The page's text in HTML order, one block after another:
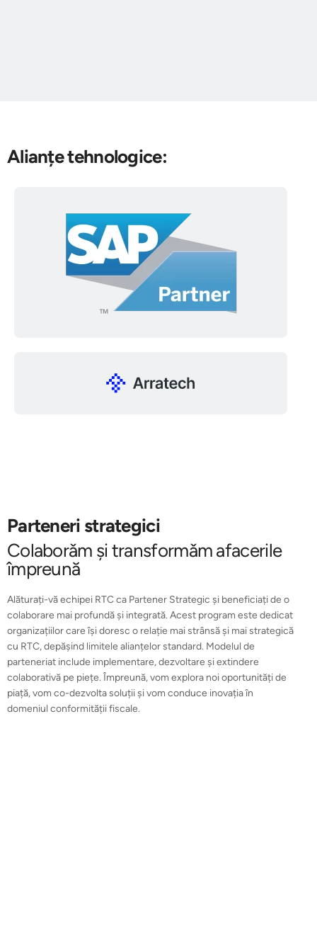
Alianțe tehnologice:
Parteneri strategici
Colaborǎm și transformǎm afacerile
împreună
Alăturați-vă echipei RTC ca Partener Strategic și beneficiați de o
colaborare mai profundă și integrată. Acest program este dedicat
organizațiilor care își doresc o relație mai strânsă și mai strategică
cu RTC, depășind limitele alianțelor standard. Modelul de
parteneriat include implementare, dezvoltare și extindere
colaborativă pe piețe. Împreună, vom explora noi oportunități de
piață, vom co-dezvolta soluții și vom conduce inovația în
domeniul conformității fiscale.